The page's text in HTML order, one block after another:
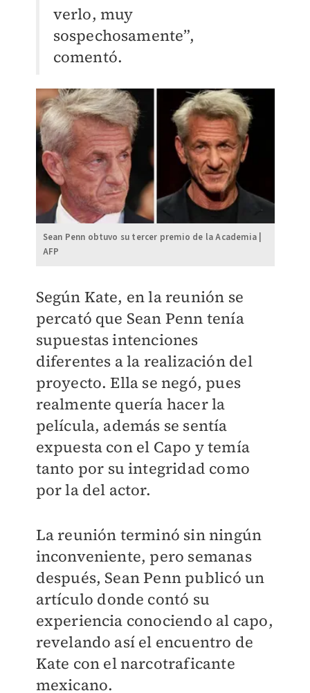
verlo, muy
sospechosamente”,
comentó.
Sean Penn obtuvo su tercer premio de la Academia |
AFP
Según Kate, en la reunión se
percató que Sean Penn tenía
supuestas intenciones
diferentes a la realización del
proyecto. Ella se negó, pues
realmente quería hacer la
película, además se sentía
expuesta con el Capo y temía
tanto por su integridad como
por la del actor.
La reunión terminó sin ningún
inconveniente, pero semanas
después, Sean Penn publicó un
artículo donde contó su
experiencia conociendo al capo,
revelando así el encuentro de
Kate con el narcotraficante
mexicano.